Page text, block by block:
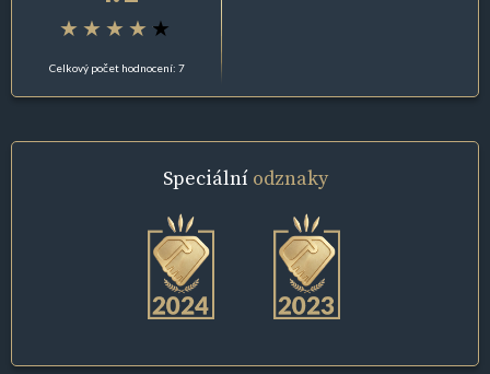
Celkový počet hodnocení: 7
Speciální odznaky